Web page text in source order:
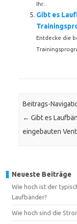
Ihr...
Gibt es
Entdecke die
Beitrags-
← Gibt es
eingebauten
Neueste Beiträge
Wie hoch ist der
Laufbänder?
Wie hoch sind die